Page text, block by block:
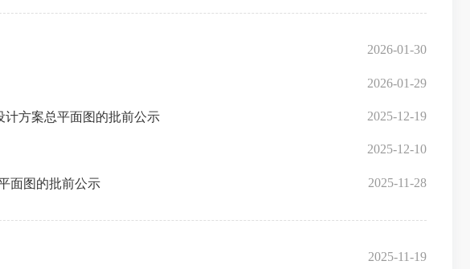
2026-01-30
2026-01-29
2025-12-19
方案总平面图的批前公示
2025-12-10
2025-11-28
面图的批前公示
2025-11-19